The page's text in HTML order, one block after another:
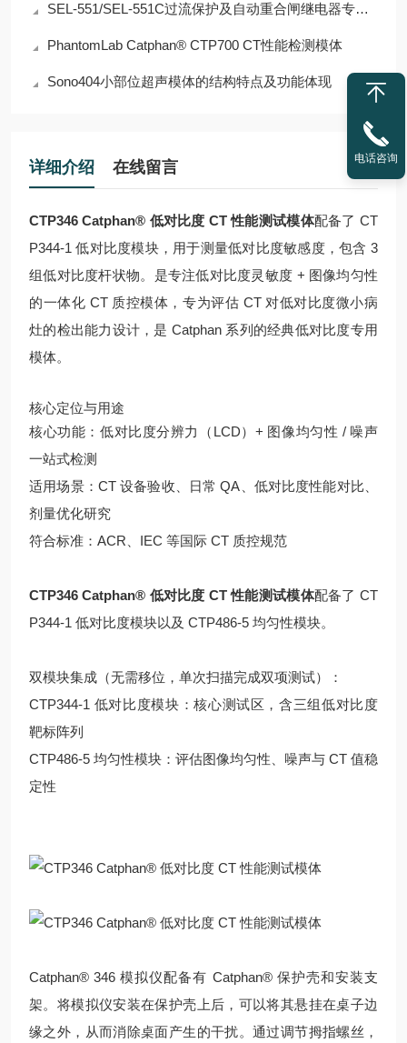
SEL-551/SEL-551C过流保护及自动重合闸继电器专业论文
PhantomLab Catphan® CTP700 CT性能检测模体
Sono404小部位超声模体的结构特点及功能体现
详细介绍 在线留言
CTP346 Catphan® 低对比度 CT 性能测试模体配备了 CT
P344-1 低对比度模块，用于测量低对比度敏感度，包含 3
组低对比度杆状物。是专注低对比度灵敏度 + 图像均匀性
的一体化 CT 质控模体，专为评估 CT 对低对比度微小病
灶的检出能力设计，是 Catphan 系列的经典低对比度专用
模体。
核心定位与用途
核心功能： 低对比度分辨力（LCD）+ 图像均匀性 / 噪声
一站式检测
适用场景：CT 设备验收、日常 QA、低对比度性能对比、
剂量优化研究
符合标准：ACR、IEC 等国际 CT 质控规范
CTP346 Catphan® 低对比度 CT 性能测试模体配备了 CT
P344-1 低对比度模块以及 CTP486-5 均匀性模块。
双模块集成 （无需移位，单次扫描完成双项测试）：
CTP344‑1 低对比度模块 ：核心测试区，含三组低对比度
靶标阵列
CTP486‑5 均匀性模块 ：评估图像均匀性、噪声与 CT 值稳
定性
Catphan® 346 模拟仪配备有 Catphan® 保护壳和安装支
架。将模拟仪安装在保护壳上后，可以将其悬挂在桌子边
缘之外，从而消除桌面产生的干扰。通过调节拇指螺丝，
电话咨询